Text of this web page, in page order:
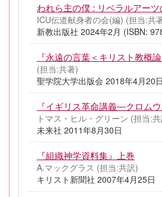
われら主の僕 : リベラルアー
ICU伝道献身者の会(編) (担当:共
新教出版社 2024年2月 (ISBN:
『永遠の言葉＜キリスト教概論
(担当:共著)
聖学院大学出版会 2018年4月20日
『イギリス革命講義―クロムウ
トマス・ヒル・グリーン (担当:
未来社 2011年8月30日
『組織神学資料集』上巻
A.マックグラス (担当:共訳)
キリスト新聞社 2007年4月25日